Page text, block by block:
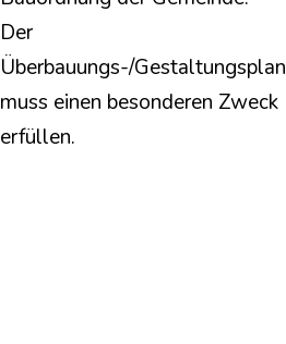
Der
Überbauungs-/Gestaltungsplan
muss einen besonderen Zweck
erfüllen.